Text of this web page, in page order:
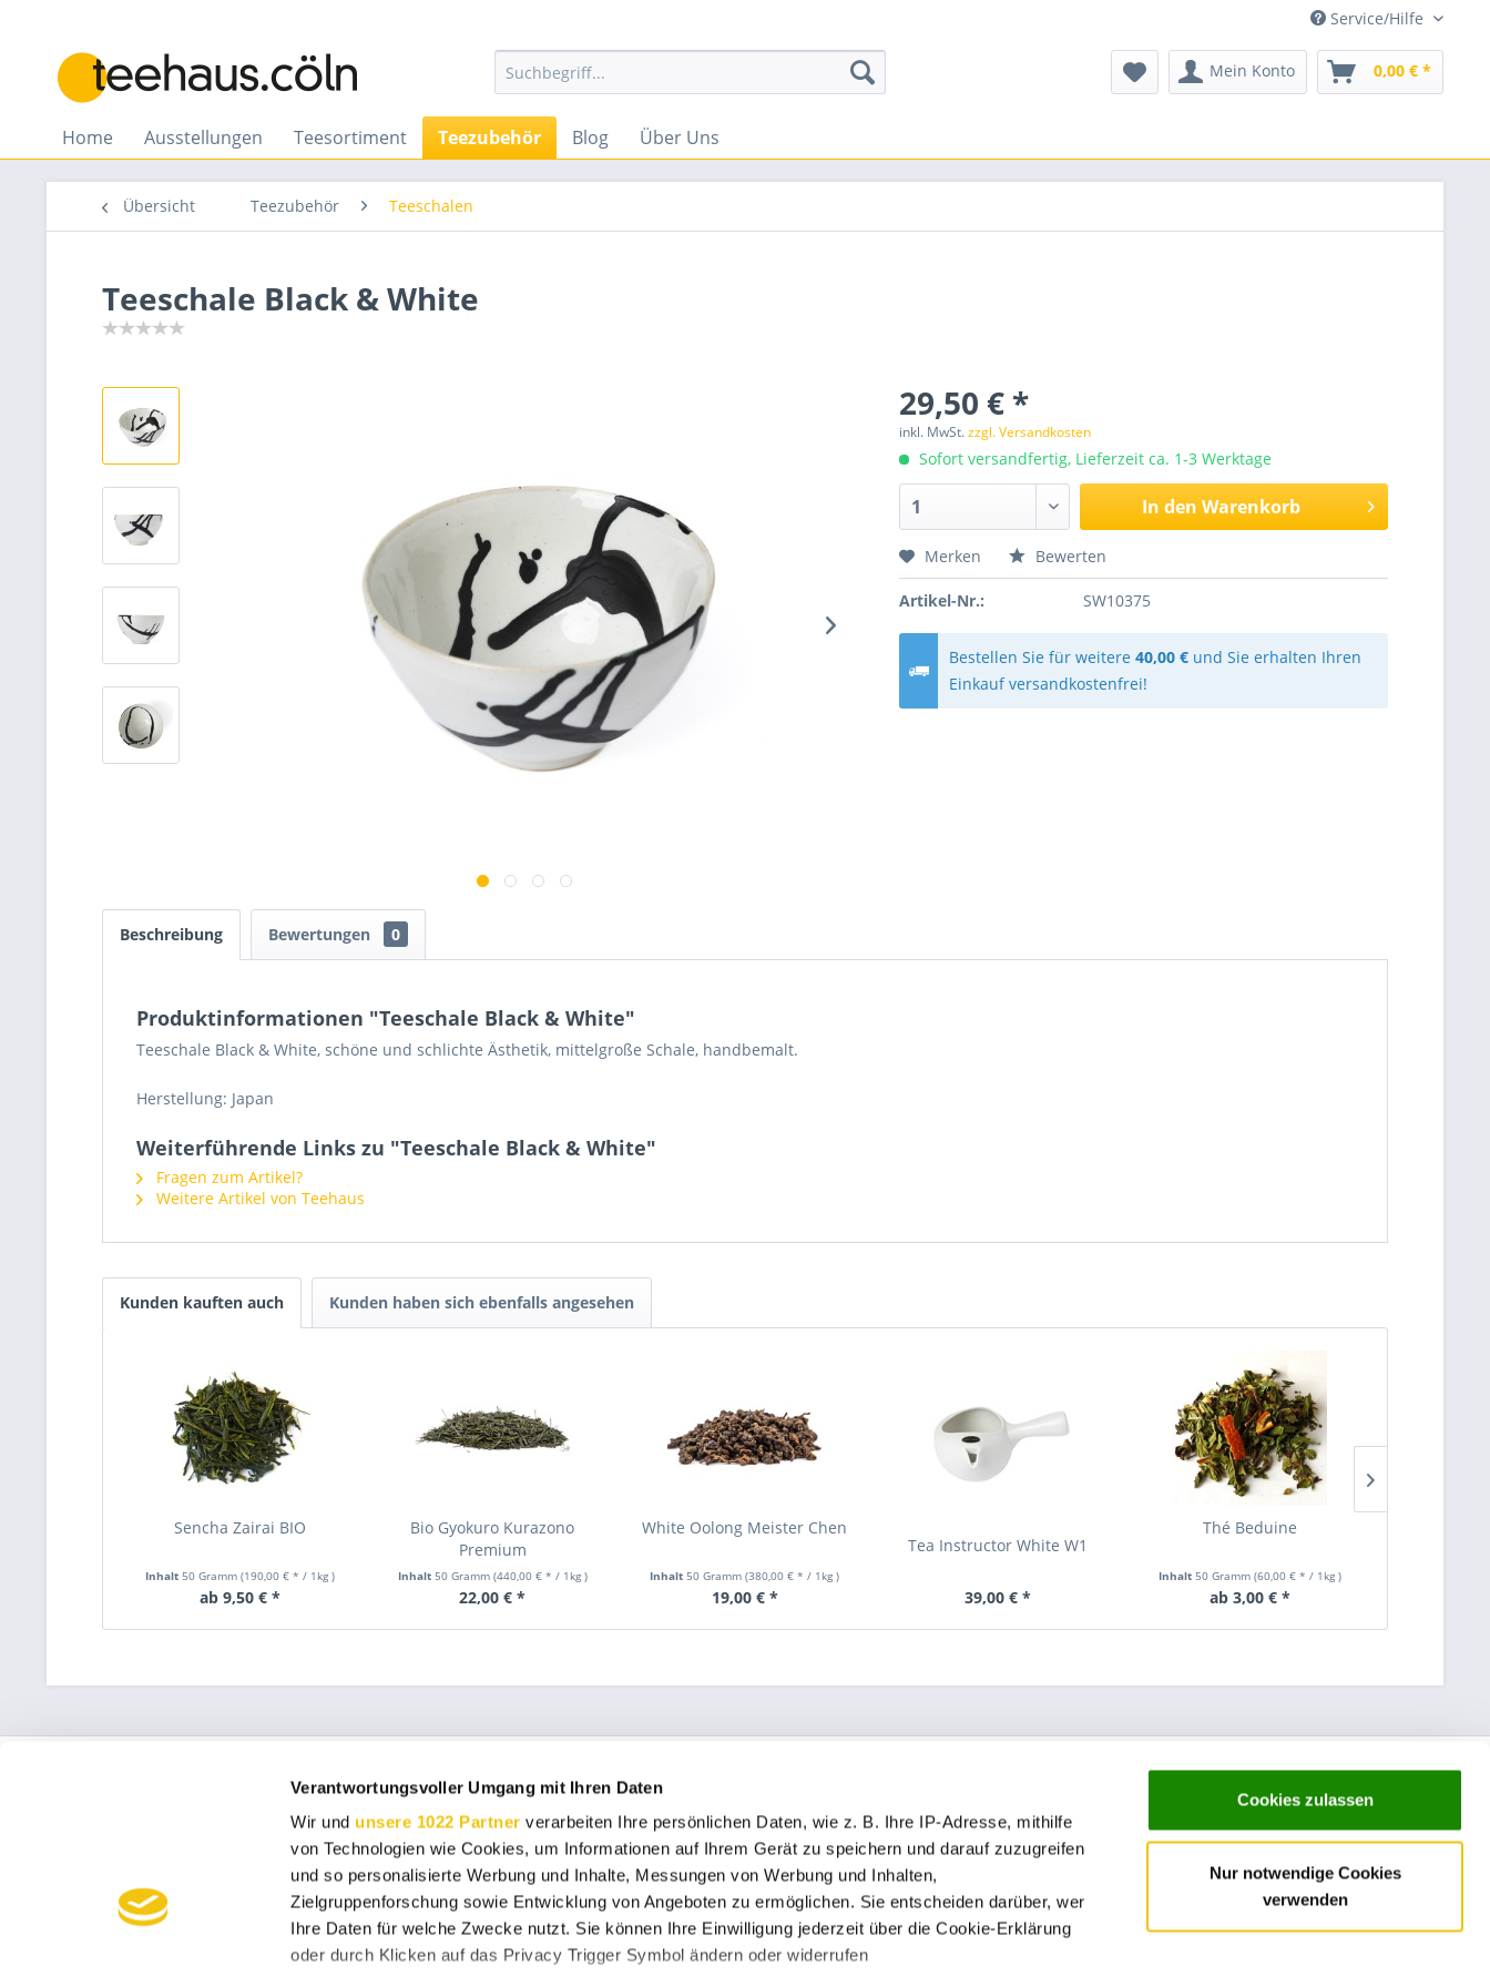
Verantwortungsvoller Umgang mit Ihren Daten
Wir und unsere 1022 Partner verarbeiten Ihre persönlichen Daten, wie z. B. Ihre IP-Adresse, mithilfe
von Technologien wie Cookies, um Informationen auf Ihrem Gerät zu speichern und darauf zuzugreifen
und so personalisierte Werbung und Inhalte, Messungen von Werbung und Inhalten,
Zielgruppenforschung sowie Entwicklung von Angeboten zu ermöglichen. Sie entscheiden darüber, wer
Ihre Daten für welche Zwecke nutzt. Sie können Ihre Einwilligung jederzeit über die Cookie-Erklärung
oder durch Klicken auf das Privacy Trigger Symbol ändern oder widerrufen
Cookies zulassen
Nur notwendige Cookies
verwenden
Service/Hilfe
Mein Konto 0,00 € *
Home Ausstellungen Teesortiment Teezubehör Blog Über Uns
Übersicht Teezubehör Teeschalen
Teeschale Black & White
29,50 € *
inkl. MwSt.zzgl. Versandkosten
Sofort versandfertig, Lieferzeit ca. 1-3 Werktage
In den Warenkorb
Merken Bewerten
Artikel-Nr.: SW10375
Bestellen Sie für weitere40,00 € und Sie erhalten Ihren
Einkauf versandkostenfrei!
Beschreibung Bewertungen 0
Produktinformationen "Teeschale Black & White"
Teeschale Black & White, schöne und schlichte Ästhetik, mittelgroße Schale, handbemalt.
Herstellung: Japan
Weiterführende Links zu "Teeschale Black & White"
Fragen zum Artikel?
Weitere Artikel von Teehaus
Kunden kauften auch Kunden haben sich ebenfalls angesehen
Sencha Zairai BIO
Inhalt50 Gramm(190,00 € * / 1kg)
ab 9,50 € *
Bio Gyokuro Kurazono
Premium
Inhalt 50 Gramm (440,00 € * / 1kg )
22,00 € *
White Oolong Meister Chen
Inhalt50 Gramm(380,00 € * / 1kg)
19,00 € *
Tea Instructor White W1
39,00 € *
Thé Beduine
Inhalt 50 Gramm (60,00 € * / 1kg )
ab 3,00 € *
Telefonische Unterstützung und Beratung
0221 - 2573447
Mo-Fr, 11:00 - 19:00 Uhr, Sa 10:00 - 18:00 Uhr
Shop Service
Über uns
Widerrufsrecht
AGB
Versand und Zahlungsbedingungen
Datenschutz
Impressum
Vertrag widerrufen